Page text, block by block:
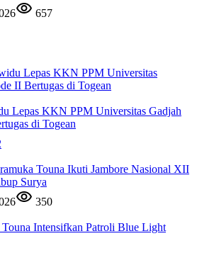
657
Lepas KKN PPM Universitas Gadjah
di Togean
Touna Ikuti Jambore Nasional XII
Surya
350
Touna Intensifkan Patroli Blue Light